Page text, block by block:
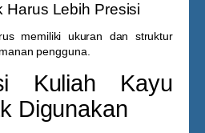
Harus Lebih Presisi
memiliki ukuran dan struktur
pengguna.
Kuliah Kayu
Digunakan